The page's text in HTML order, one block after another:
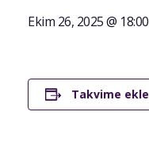
Ekim 26, 2025 @ 18:00
Takvime ekle